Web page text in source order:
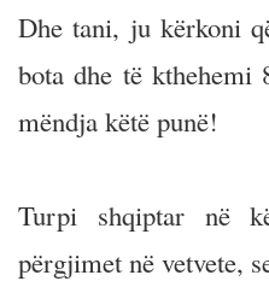
Dhe tani, ju kërkoni
bota dhe të kthehemi
mëndja këtë punë!
Turpi shqiptar në
përgjimet në vetvete,